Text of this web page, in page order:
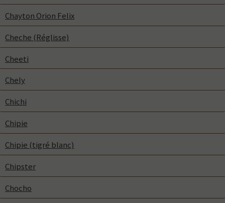
Chayton Orion Felix
Cheche (Réglisse)
Cheeti
Chely
Chichi
Chipie
Chipie (tigré blanc)
Chipster
Chocho